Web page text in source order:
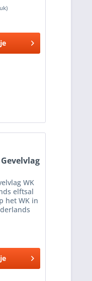
WK
elftsal
het WK in
in Qatar.